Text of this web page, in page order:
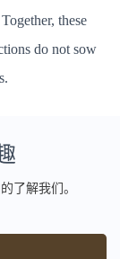
these
do not sow
了解我们。